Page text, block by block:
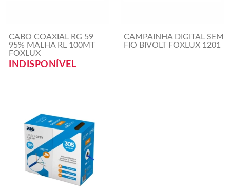
CABO COAXIAL RG 59
95% MALHA RL 100MT
FOXLUX
INDISPONÍVEL
CAMPAINHA DIGITAL SEM
FIO BIVOLT FOXLUX 1201